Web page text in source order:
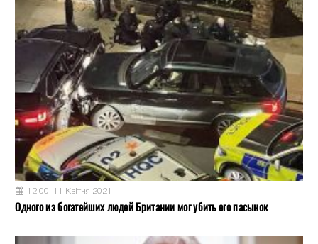
12:00, 11 Квітня 2021
Одного из богатейших людей Британии мог убить его пасынок